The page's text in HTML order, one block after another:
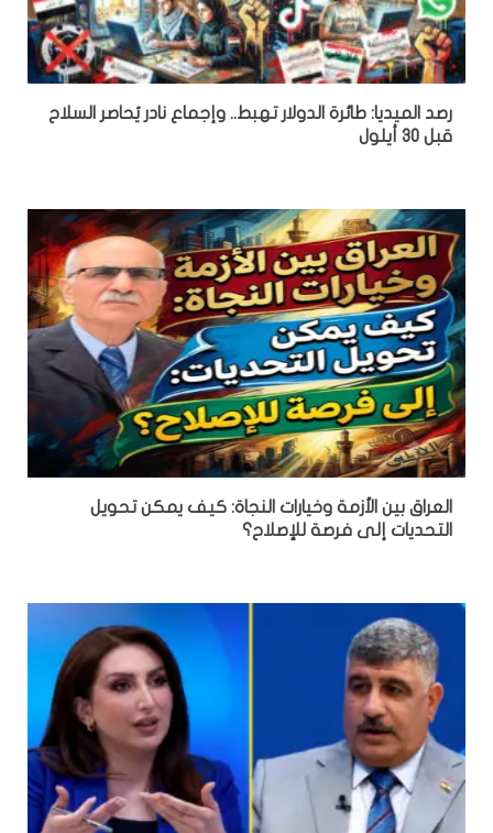
رصد الميديا: طائرة الدولار تهبط.. وإجماع نادر يُحاصر السلاح
قبل 30 أيلول
العراق بين الأزمة وخيارات النجاة: كيف يمكن تحويل
التحديات إلى فرصة للإصلاح؟